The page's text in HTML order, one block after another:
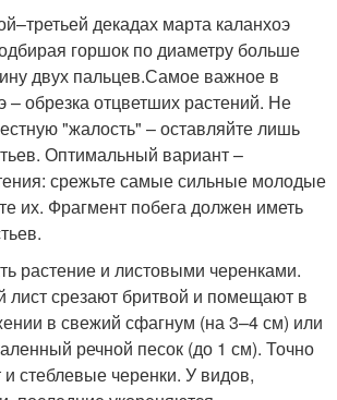
декадах марта каланхоэ
горшок по диаметру больше
двух пальцев.Самое важное в
– обрезка отцветших растений. Не
"жалость" – оставляйте лишь
Оптимальный вариант –
срежьте самые сильные молодые
их. Фрагмент побега должен иметь
растение и листовыми черенками.
срезают бритвой и помещают в
в свежий сфагнум (на 3–4 см) или
речной песок (до 1 см). Точно
стеблевые черенки. У видов,